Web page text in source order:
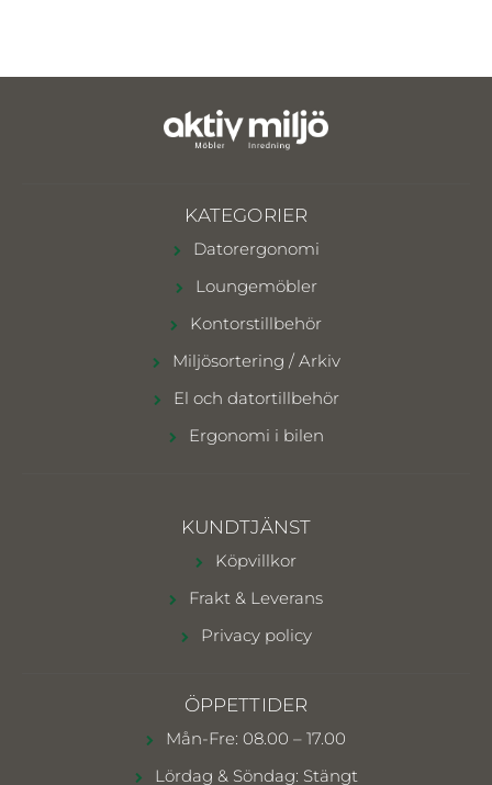
KATEGORIER
Datorergonomi
Loungemöbler
Kontorstillbehör
Miljösortering / Arkiv
El och datortillbehör
Ergonomi i bilen
KUNDTJÄNST
Köpvillkor
Frakt & Leverans
Privacy policy
ÖPPETTIDER
Mån-Fre: 08.00 – 17.00
Lördag & Söndag: Stängt